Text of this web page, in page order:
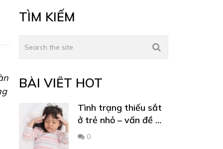
TÌM KIẾM
BÀI VIẾT HOT
Tình trạng thiếu sắt
ở trẻ nhỏ – vấn đề …
0